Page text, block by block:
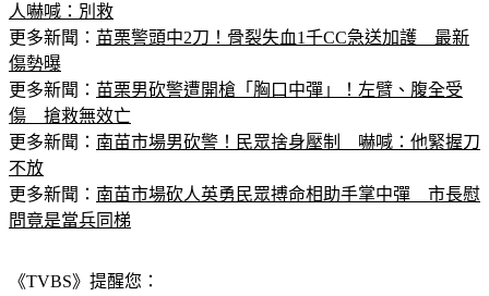
人嚇喊：別救
更多新聞： 苗栗警頭中2刀！骨裂失血1千CC急送加護　最新
傷勢曝
更多新聞： 苗栗男砍警遭開槍「胸口中彈」！左臂、腹全受
傷　搶救無效亡
更多新聞： 南苗市場男砍警！民眾捨身壓制　嚇喊：他緊握刀
不放
更多新聞： 南苗市場砍人英勇民眾搏命相助手掌中彈　市長慰
問竟是當兵同梯
《TVBS》提醒您：